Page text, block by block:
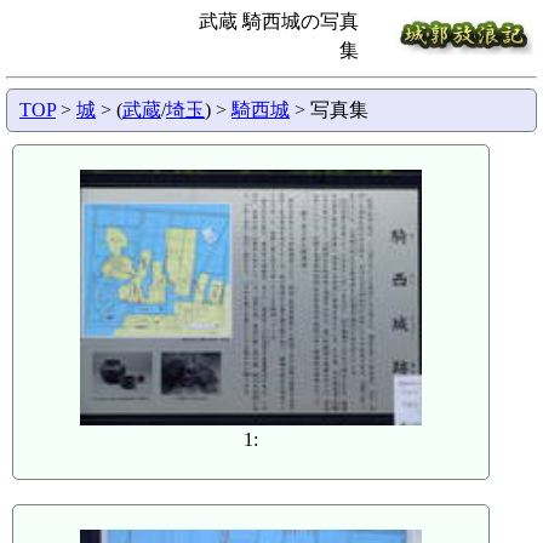
武蔵 騎西城の写真
集
TOP> 城 > (武蔵/埼玉) > 騎西城 > 写真集
1: